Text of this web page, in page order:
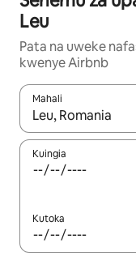
Leu
Pata na uweke
kwenye Airbnb
Mahali
Wakati matokeo
Kuingia
Kutoka